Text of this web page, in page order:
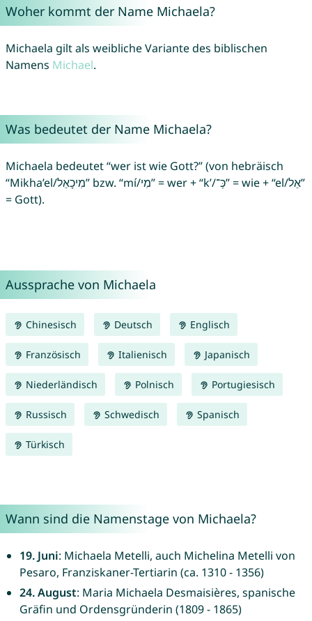
Woher kommt der Name Michaela?
Michaela gilt als weibliche Variante des biblischen
Namens Michael.
Was bedeutet der Name Michaela?
Michaela bedeutet “wer ist wie Gott?” (von hebräisch
“Mikha’el/מִיכָאֵל” bzw. “mí/מִי” = wer + “k’/כְּ־‎” = wie + “el/אֵל”
= Gott).
Aussprache von Michaela
Chinesisch Deutsch Englisch
Französisch Italienisch Japanisch
Niederländisch Polnisch Portugiesisch
Russisch Schwedisch Spanisch
Türkisch
Wann sind die Namenstage von Michaela?
19. Juni: Michaela Metelli, auch Michelina Metelli von
Pesaro, Franziskaner-Tertiarin (ca. 1310 - 1356)
24. August: Maria Michaela Desmaisières, spanische
Gräfin und Ordensgründerin (1809 - 1865)